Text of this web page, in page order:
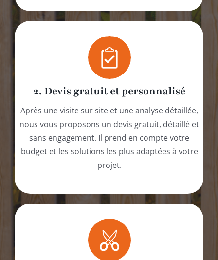
2. Devis gratuit et personnalisé
Après une visite sur site et une analyse détaillée,
nous vous proposons un devis gratuit, détaillé et
sans engagement. Il prend en compte votre
budget et les solutions les plus adaptées à votre
projet.